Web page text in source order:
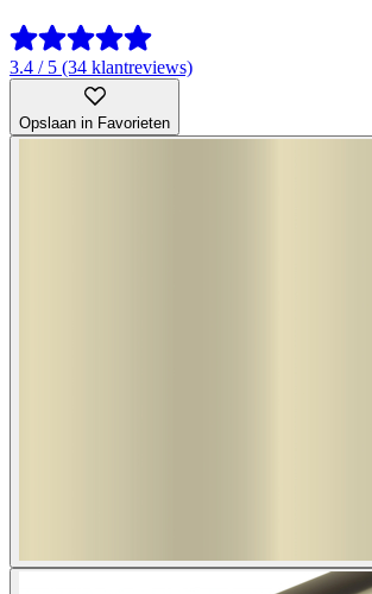
3.4 / 5 (34 klantreviews)
Opslaan in Favorieten